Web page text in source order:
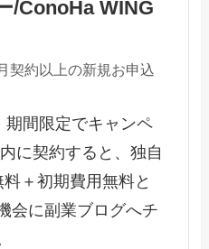
/ConoHa WING
契約以上の新規お申込
期間限定でキャンペ
に契約すると、独自
＋初期費用無料と
会に副業ブログへチ